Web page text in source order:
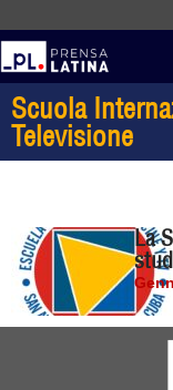
Scuola
Televisione
La